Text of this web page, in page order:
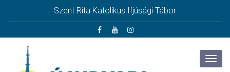
Szent Rita Katolikus Ifjúsági Tábor